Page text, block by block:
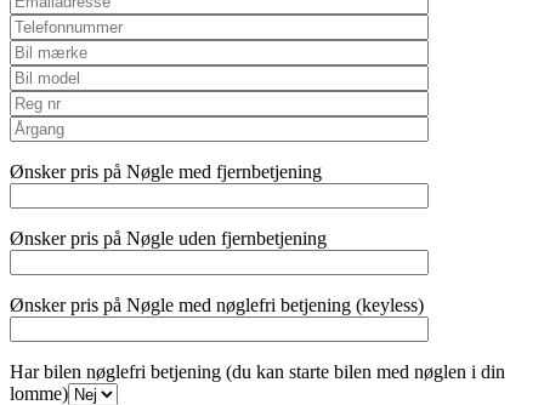
Ønsker pris på Nøgle med fjernbetjening
Ønsker pris på Nøgle uden fjernbetjening
Ønsker pris på Nøgle med nøglefri betjening (keyless)
Har bilen nøglefri betjening (du kan starte bilen med nøglen i din
lomme)